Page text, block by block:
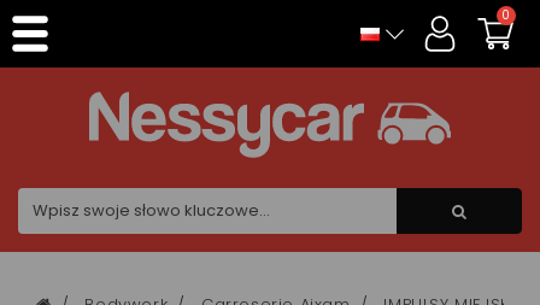
0
Panel zarządzania plikami cookies